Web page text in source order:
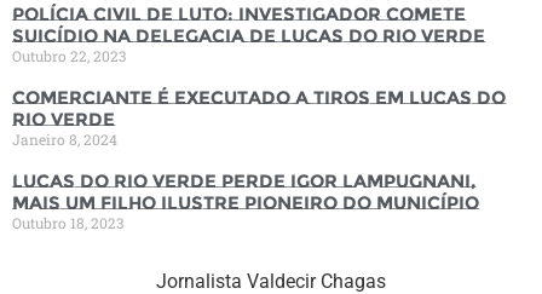
Polícia Civil de luto: Investigador comete
suicídio na Delegacia de Lucas do Rio Verde
Outubro 22, 2023
Comerciante é executado a tiros em Lucas do
Rio Verde
Janeiro 8, 2024
Lucas do Rio Verde perde Igor Lampugnani,
mais um filho ilustre pioneiro do município
Outubro 18, 2023
Jornalista Valdecir Chagas